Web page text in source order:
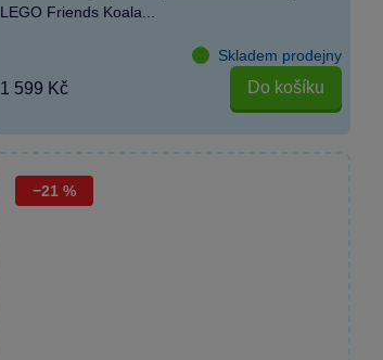
LEGO Friends Koala...
Skladem prodejny
1 599 Kč Do košíku
−21 %